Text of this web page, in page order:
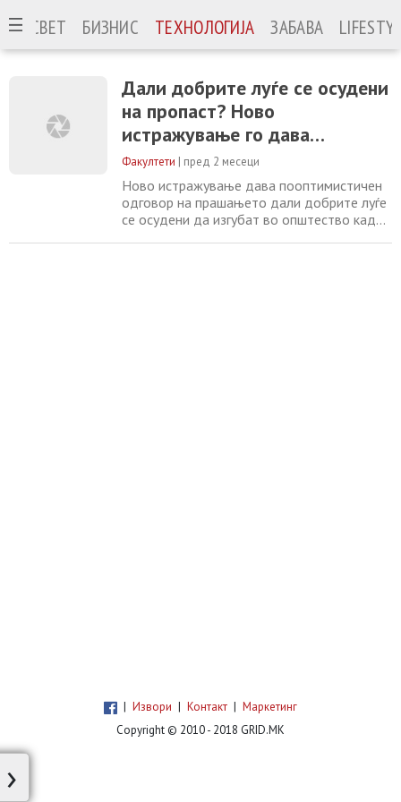
СВЕТ БИЗНИС ТЕХНОЛОГИЈА ЗАБАВА
Дали добрите луѓе се осудени
на пропаст? Ново
истражување го дава
одговорот
Факултети | пред 2 месеци
Ново истражување дава пооптимистичен
одговор на прашањето дали добрите луѓе
се осудени да изгубат во општество каде
| Извори | Контакт | Маркетинг
Copyright © 2010 - 2018 GRID.MK
›